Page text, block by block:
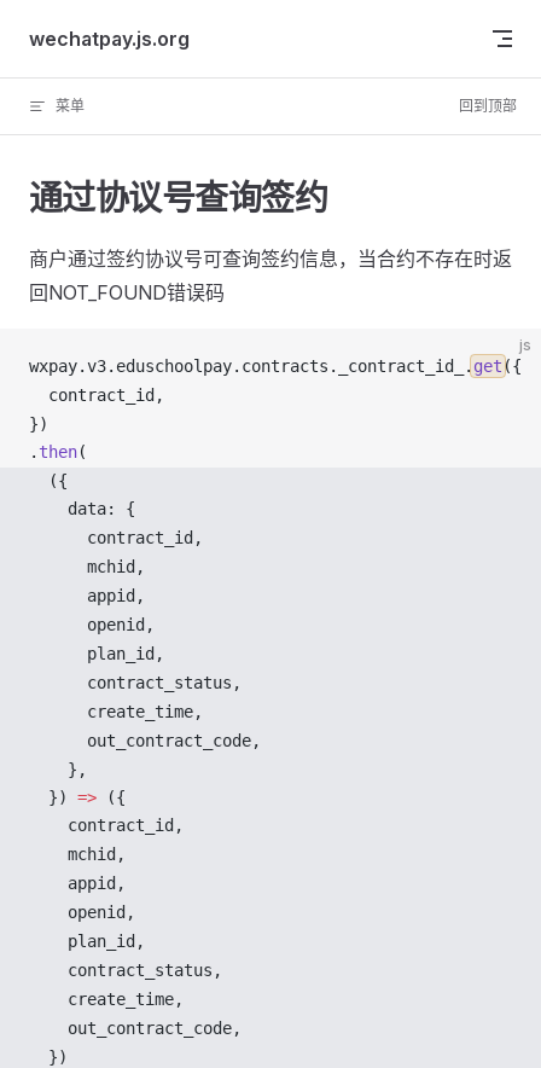
Skip to content
wechatpay.js.org
菜单 回到顶部
通过协议号查询签约
商户通过签约协议号可查询签约信息，当合约不存在时返
回NOT_FOUND错误码
js
wxpay.v3. eduschoolpay. contracts . _contract_id_ . get ({
contract_id ,
})
. then(
  ({
data: {
contract_id ,
mchid ,
appid ,
openid ,
plan_id ,
contract_status ,
create_time,
out_contract_code,
    },
  })
=> ({
contract_id ,
mchid ,
appid ,
openid ,
plan_id ,
contract_status ,
create_time,
out_contract_code,
  })